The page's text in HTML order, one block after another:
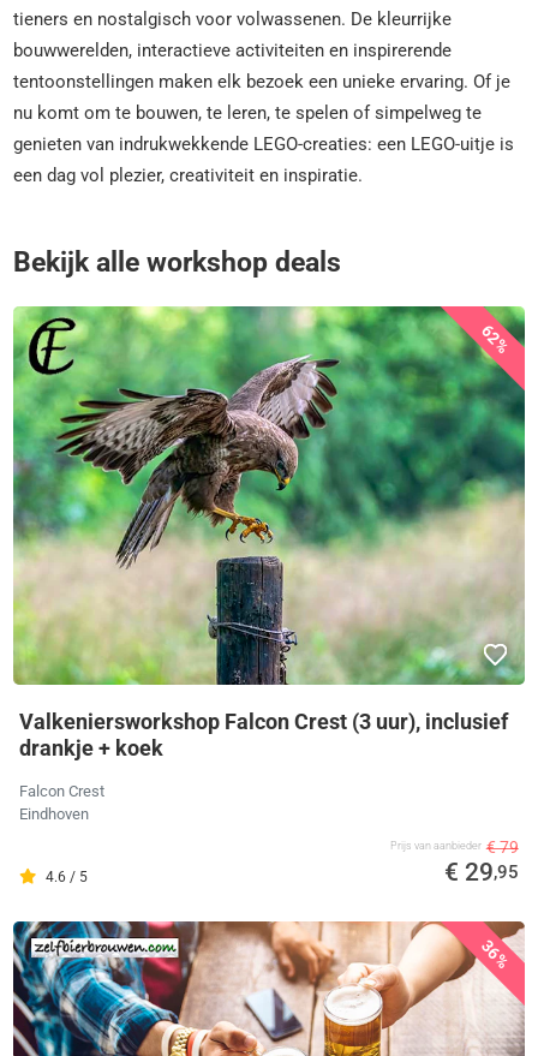
tieners en nostalgisch voor volwassenen. De kleurrijke
bouwwerelden, interactieve activiteiten en inspirerende
tentoonstellingen maken elk bezoek een unieke ervaring. Of je
nu komt om te bouwen, te leren, te spelen of simpelweg te
genieten van indrukwekkende LEGO-creaties: een LEGO-uitje is
een dag vol plezier, creativiteit en inspiratie.
Bekijk alle workshop deals
62%
Valkeniersworkshop Falcon Crest (3 uur), inclusief
drankje + koek
Falcon Crest
Eindhoven
4.6 / 5
Prijs van aanbieder € 79
€ 29,95
36%